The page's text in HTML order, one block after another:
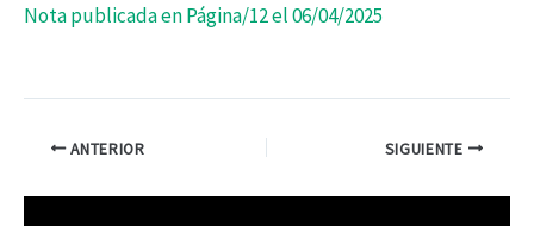
Nota publicada en Página/12 el 06/04/2025
ANTERIOR SIGUIENTE